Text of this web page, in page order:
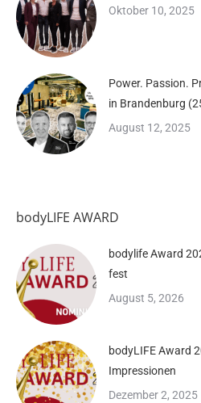
Oktober 10, 2025
Power. Passion.
in Brandenburg
August 12, 2025
bodyLIFE AWARD
bodylife Award
fest
August 5, 2026
bodyLIFE Award
Impressionen
Dezember 2, 2025